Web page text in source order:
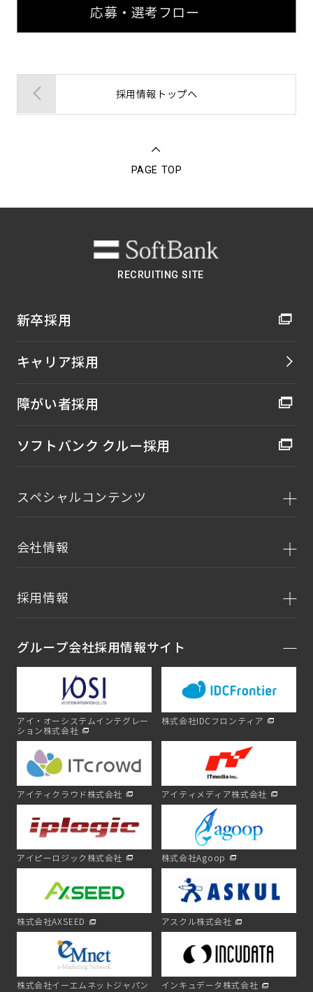
応募・選考フロー
採用情報トップへ
PAGE TOP
RECRUITING SITE
新卒採用
キャリア採用
障がい者採用
ソフトバンク クルー採用
スペシャルコンテンツ
会社情報
採用情報
グループ会社採用情報サイト
アイ・オーシステムインテグレー
ション株式会社
株式会社IDCフロンティア
アイティクラウド株式会社 アイティメディア株式会社
アイピーロジック株式会社 株式会社Agoop
株式会社AXSEED アスクル株式会社
株式会社イーエムネットジャパン インキュデータ株式会社